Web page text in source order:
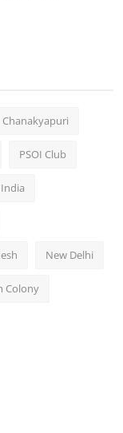
Chanakyapuri
PSOI Club
New Delhi
Colony